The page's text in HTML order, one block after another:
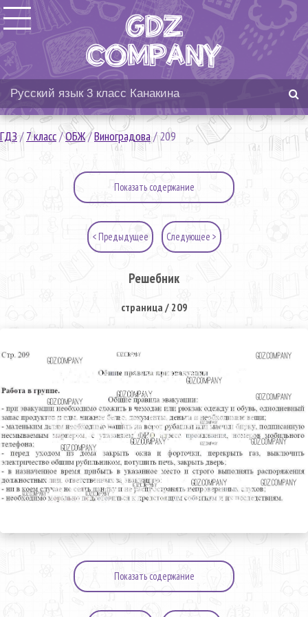
ГДЗ/7 класс/ОБЖ/Виноградова/209
Показать содержание
< Предыдущее Следующее >
Решебник
страница / 209
Показать содержание